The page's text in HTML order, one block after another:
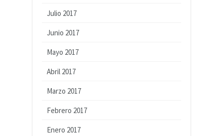
Julio 2017
Junio 2017
Mayo 2017
Abril 2017
Marzo 2017
Febrero 2017
Enero 2017